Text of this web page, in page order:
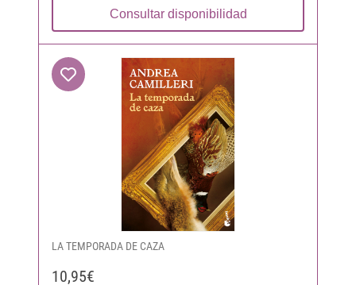
Consultar disponibilidad
LA TEMPORADA DE CAZA
10,95€